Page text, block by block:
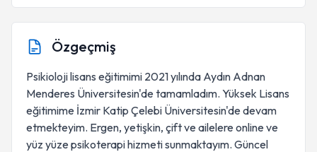
Özgeçmiş
Psikioloji lisans eğitimimi 2021 yılında Aydın Adnan
Menderes Üniversitesin'de tamamladım. Yüksek Lisans
eğitimime İzmir Katip Çelebi Üniversitesin'de devam
etmekteyim. Ergen, yetişkin, çift ve ailelere online ve
yüz yüze psikoterapi hizmeti sunmaktayım. Güncel